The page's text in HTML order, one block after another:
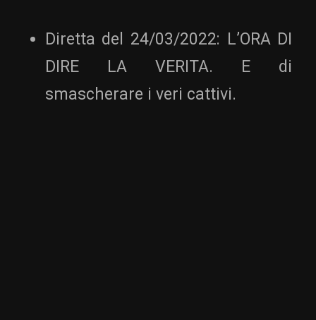
Diretta del 24/03/2022: L’ORA DI
DIRE LA VERITA. E di
smascherare i veri cattivi.